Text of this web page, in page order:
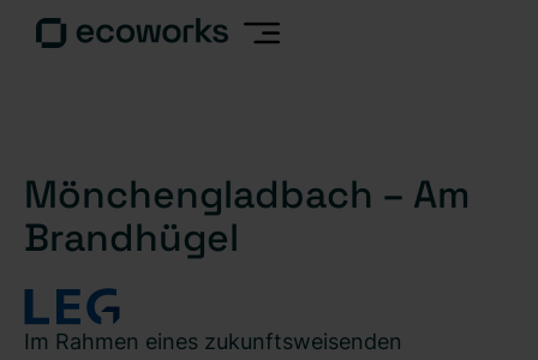
Mönchengladbach – Am
Brandhügel
Im Rahmen eines zukunftsweisenden